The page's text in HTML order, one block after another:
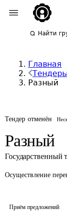
Найти
Главная
Разный
Тендер отменён
Разный
Государственный
Осуществление
Приём предложений